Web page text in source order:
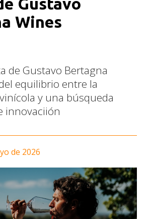
Gustavo
Wines
de Gustavo Bertagna
equilibrio entre la
y una búsqueda
innovaciión
de 2026